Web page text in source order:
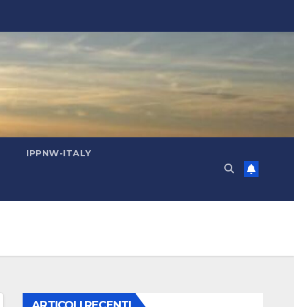
IPPNW-ITALY